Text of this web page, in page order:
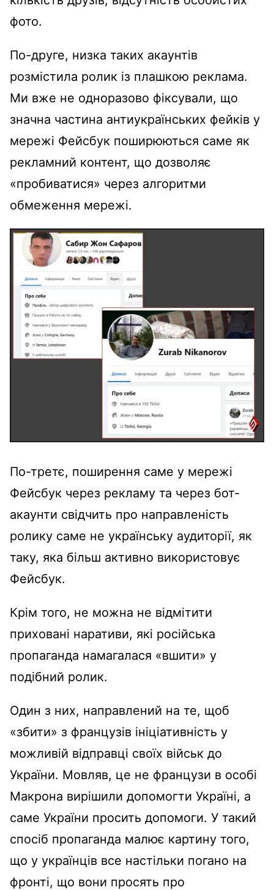
фото.
По-друге, низка таких акаунтів
розмістила ролик із плашкою реклама.
Ми вже не одноразово фіксували, що
значна частина антиукраїнських фейків у
мережі Фейсбук поширюються саме як
рекламний контент, що дозволяє
«пробиватися» через алгоритми
обмеження мережі.
По-третє, поширення саме у мережі
Фейсбук через рекламу та через бот-
акаунти свідчить про направленість
ролику саме не українську аудиторії, як
таку, яка більш активно використовує
Фейсбук.
Крім того, не можна не відмітити
приховані наративи, які російська
пропаганда намагалася «вшити» у
подібний ролик.
Один з них, направлений на те, щоб
«збити» з французів ініціативність у
можливій відправці своїх військ до
України. Мовляв, це не французи в особі
Макрона вирішили допомогти Україні, а
саме України просить допомоги. У такий
спосіб пропаганда малює картину того,
що у українців все настільки погано на
фронті, що вони просять про